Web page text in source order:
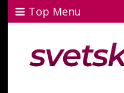
Top Menu